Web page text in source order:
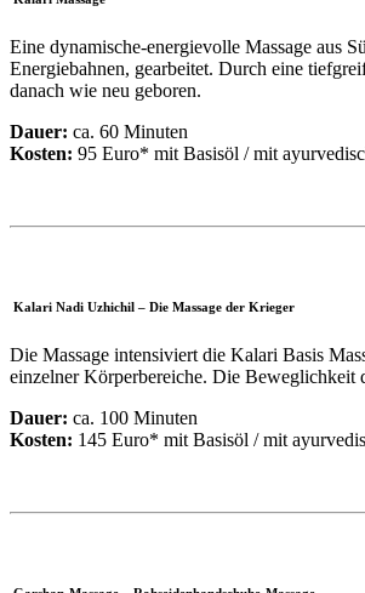
Eine dynamische-energievolle Massage aus
Energiebahnen, gearbeitet. Durch eine
danach wie neu geboren.
Dauer: ca. 60 Minuten
Kosten: 95 Euro* mit Basisöl / mit
Kalari Nadi Uzhichil – Die Massage der Krieger
Die Massage intensiviert die Kalari Basis
einzelner Körperbereiche. Die Beweglichkeit
Dauer: ca. 100 Minuten
Kosten: 145 Euro* mit Basisöl / mit